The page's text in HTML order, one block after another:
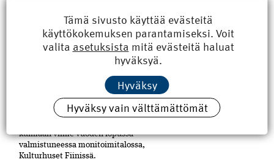
hankkeen projektinjohtourakkana
yhteistyössä rakennuttajan, Suomen
Yliopistokiinteistöt Oy:n (SYK), kanssa.
Yliopisto tulee Noodiin vuokralle.
Hankekokonaisuuteen on sisältynyt...
Pori sai uuden kulttuuritalon
Puu on merkittävässä roolissa Porin
kulmaan viime vuoden lopussa
valmistuneessa moni­toimitalossa,
Kulturhuset Fiinissä.
Tämä sivusto käyttää evästeitä
käyttökokemuksen parantamiseksi. Voit
valita asetuksista mitä evästeitä haluat
hyväksyä.
Hyväksy
Hyväksy vain välttämättömät